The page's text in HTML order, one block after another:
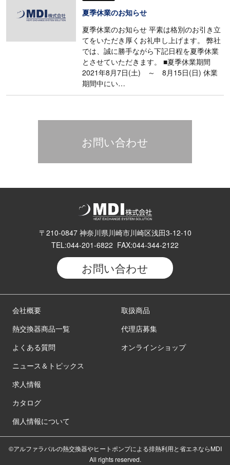
夏季休業のお知らせ
夏季休業のお知らせ 平素は格別のお引き立
てをいただき厚くお礼申し上げます。 弊社
では、誠に勝手ながら下記日程を夏季休業
とさせていただきます。 ■夏季休業期間
2021年8月7日(土) ～ 8月15日(日) 休業
期間中にい…
お問い合わせ
〒210-0847 神奈川県川崎市川崎区浅田3-12-10
TEL:044-201-6822 FAX:044-344-2122
お問い合わせ
会社概要
熱交換器商品一覧
よくある質問
ニュース＆トピックス
取扱商品
代理店募集
オンラインショップ
求人情報
カタログ
個人情報について
©︎アルファラバルの熱交換器やヒートポンプによる排熱利用と省エネならMDI
All rights reserved.